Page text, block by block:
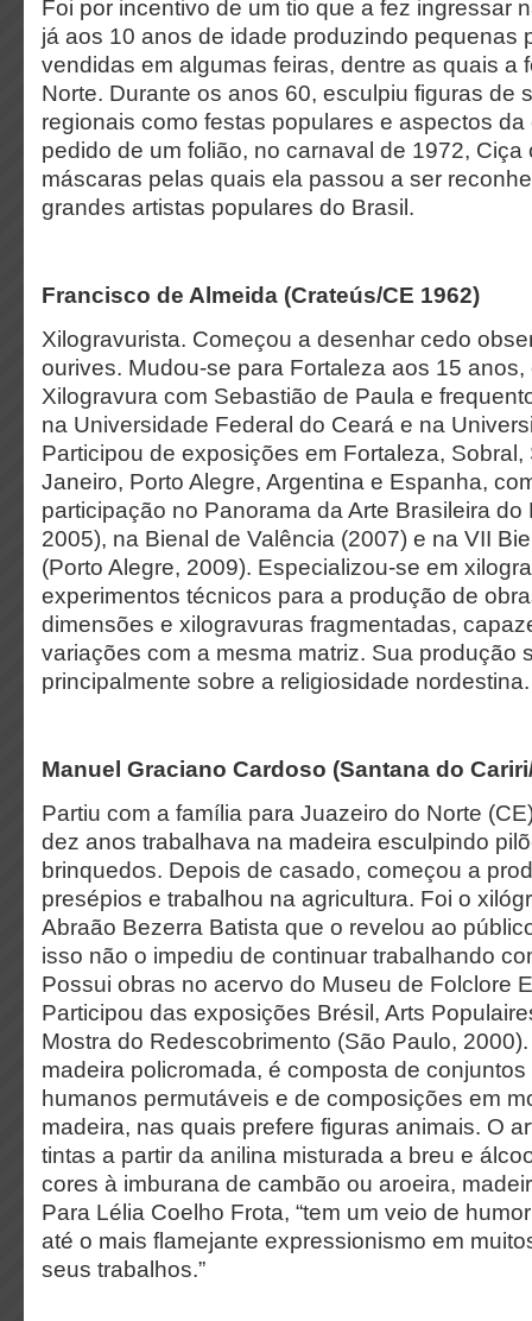
Foi por incentivo de um tio que a fez ingressar
já aos 10 anos de idade produzindo pequenas
vendidas em algumas feiras, dentre as quais a
Norte. Durante os anos 60, esculpiu figuras de
regionais como festas populares e aspectos da
pedido de um folião, no carnaval de 1972, Ciça
máscaras pelas quais ela passou a ser
grandes artistas populares do Brasil.
Francisco de Almeida (Crateús/CE 1962)
Xilogravurista. Começou a desenhar cedo
ourives. Mudou-se para Fortaleza aos 15
Xilogravura com Sebastião de Paula e
na Universidade Federal do Ceará e na
Participou de exposições em Fortaleza,
Janeiro, Porto Alegre, Argentina e Espanha,
participação no Panorama da Arte Brasileira do
2005), na Bienal de Valência (2007) e na VII
(Porto Alegre, 2009). Especializou-se em
experimentos técnicos para a produção de
dimensões e xilogravuras fragmentadas,
variações com a mesma matriz. Sua produção
principalmente sobre a religiosidade nordestina.
Manuel Graciano Cardoso (Santana do
Partiu com a família para Juazeiro do Norte
dez anos trabalhava na madeira esculpindo
brinquedos. Depois de casado, começou a
presépios e trabalhou na agricultura. Foi o
Abraão Bezerra Batista que o revelou ao
isso não o impediu de continuar trabalhando
Possui obras no acervo do Museu de Folclore
Participou das exposições Brésil, Arts
Mostra do Redescobrimento (São Paulo,
madeira policromada, é composta de
humanos permutáveis e de composições em
madeira, nas quais prefere figuras animais. O
tintas a partir da anilina misturada a breu e
cores à imburana de cambão ou aroeira,
Para Lélia Coelho Frota, “tem um veio de
até o mais flamejante expressionismo em
seus trabalhos.”